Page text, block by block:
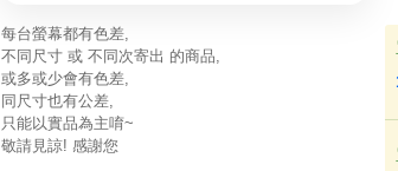
每台螢幕都有色差,
不同尺寸 或 不同次寄出 的商品,
或多或少會有色差,
同尺寸也有公差,
只能以實品為主唷~
敬請見諒! 感謝您